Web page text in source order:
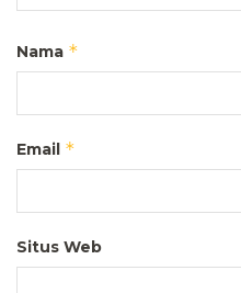
Nama *
Email *
Situs Web